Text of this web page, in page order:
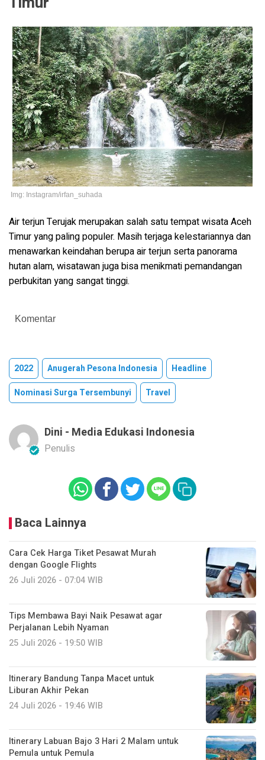
Img: Instagram/irfan_suhada
Air terjun Terujak merupakan salah satu tempat wisata Aceh
Timur yang paling populer. Masih terjaga kelestariannya dan
menawarkan keindahan berupa air terjun serta panorama
hutan alam, wisatawan juga bisa menikmati pemandangan
perbukitan yang sangat tinggi.
Komentar
2022 Anugerah Pesona Indonesia
Headline
Nominasi Surga Tersembunyi
Travel
Dini - Media Edukasi Indonesia
Penulis
Baca Lainnya
Cara Cek Harga Tiket Pesawat Murah
dengan Google Flights
26 Juli 2026 - 07:04 WIB
Tips Membawa Bayi Naik Pesawat agar
Perjalanan Lebih Nyaman
25 Juli 2026 - 19:50 WIB
Itinerary Bandung Tanpa Macet untuk
Liburan Akhir Pekan
24 Juli 2026 - 19:46 WIB
Itinerary Labuan Bajo 3 Hari 2 Malam untuk
Pemula untuk Pemula